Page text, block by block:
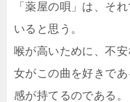
「薬屋の唄」は、そ
いると思う。
喉が高いために、不
女がこの曲を好きで
感が持てるのである。